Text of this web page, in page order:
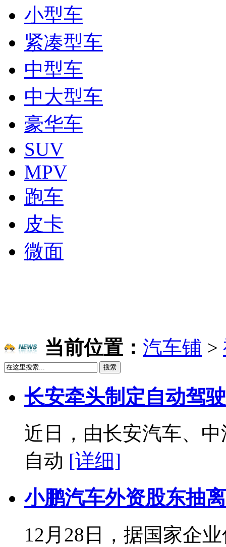
小型车
紧凑型车
中型车
中大型车
豪华车
SUV
MPV
跑车
皮卡
微面
当前位置： 汽车铺 >
搜索
长安牵头制定自动驾
近日，由长安汽车、
自动 [详细]
小鹏汽车外资股东抽
12月28日，据国家企